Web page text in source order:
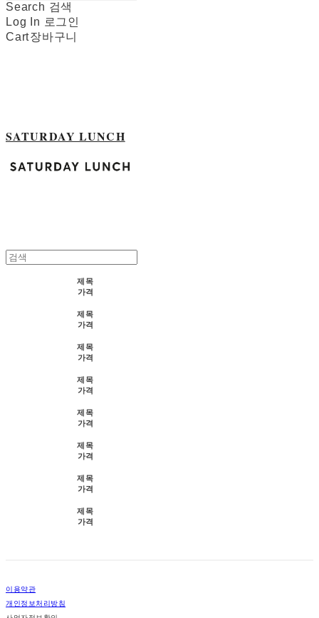
Search 검색
Log In 로그인
Cart장바구니
SATURDAY LUNCH
제목
가격
제목
가격
제목
가격
제목
가격
제목
가격
제목
가격
제목
가격
제목
가격
이용약관
개인정보처리방침